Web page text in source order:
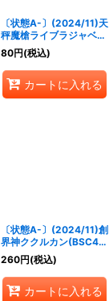
〔状態A-〕(2024/11)天
秤魔槍ライブラジャベリ
ン(BSC44収録)【R】
{BS52-CP08}《青》
80円(税込)
カートに入れる
〔状態A-〕(2024/11)創
界神ククルカン(BSC44
収録)【X】{BS62-
X09}《紫》
260円(税込)
カートに入れる